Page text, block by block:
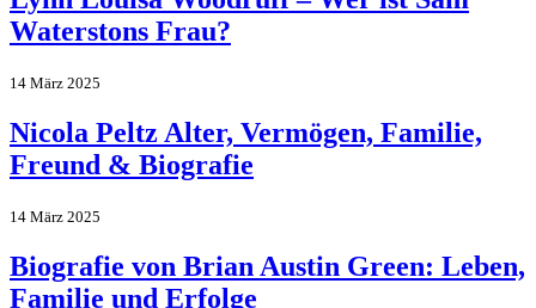
Waterstons Frau?
14 März 2025
Nicola Peltz Alter, Vermögen, Familie,
Freund & Biografie
14 März 2025
Biografie von Brian Austin Green: Leben,
Familie und Erfolge